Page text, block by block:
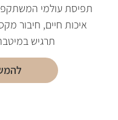
תפיסת עולמי
איכות חיים, חיבור
תרגיש